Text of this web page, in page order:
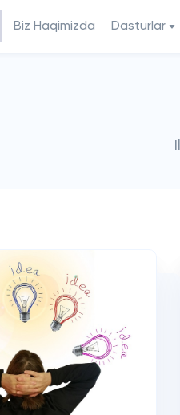
Biz Haqimizda Dasturlar